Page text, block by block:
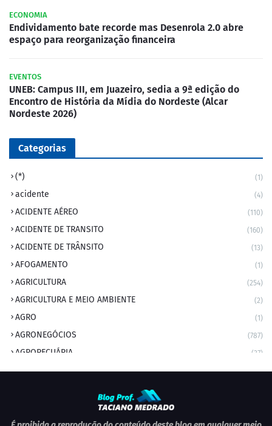
ECONOMIA
Endividamento bate recorde mas Desenrola 2.0 abre
espaço para reorganização financeira
EVENTOS
UNEB: Campus III, em Juazeiro, sedia a 9ª edição do
Encontro de História da Mídia do Nordeste (Alcar
Nordeste 2026)
Categorias
(*) (1)
acidente (4)
ACIDENTE AÉREO (110)
ACIDENTE DE TRANSITO (160)
ACIDENTE DE TRÂNSITO (13)
AFOGAMENTO (1)
AGRICULTURA (254)
AGRICULTURA E MEIO AMBIENTE (2)
AGRO (1)
AGRONEGÓCIOS (787)
AGROPECUÁRIA (37)
AMBIENTE (9)
ANIVERSÁRIO DA CIDADE
ANIVERSÁRIOS (1)